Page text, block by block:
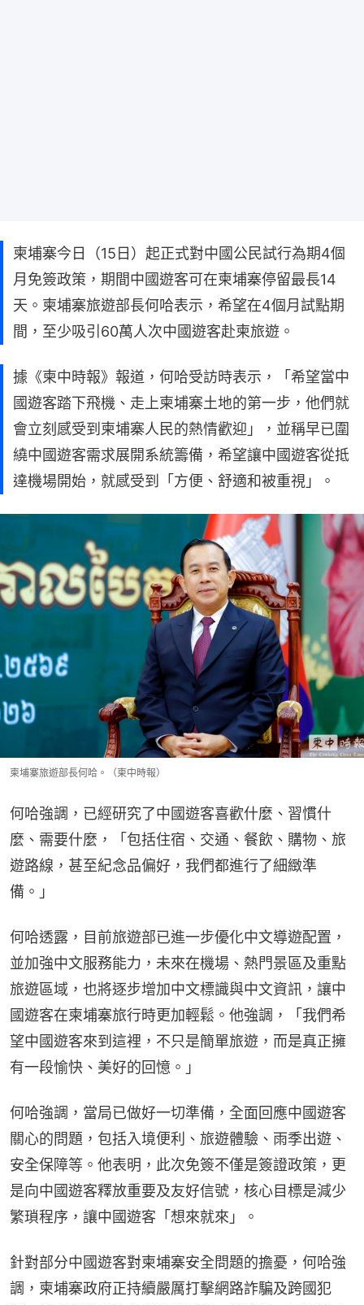
柬埔寨今日（15日）起正式對中國公民試行為期4個
月免簽政策，期間中國遊客可在柬埔寨停留最長14
天。柬埔寨旅遊部長何哈表示，希望在4個月試點期
間，至少吸引60萬人次中國遊客赴柬旅遊。
據《柬中時報》報道，何哈受訪時表示，「希望當中
國遊客踏下飛機、走上柬埔寨土地的第一步，他們就
會立刻感受到柬埔寨人民的熱情歡迎」，並稱早已圍
繞中國遊客需求展開系統籌備，希望讓中國遊客從抵
達機場開始，就感受到「方便、舒適和被重視」。
柬埔寨旅遊部長何哈。（柬中時報）
何哈強調，已經研究了中國遊客喜歡什麼、習慣什
麼、需要什麼，「包括住宿、交通、餐飲、購物、旅
遊路線，甚至紀念品偏好，我們都進行了細緻準
備。」
何哈透露，目前旅遊部已進一步優化中文導遊配置，
並加強中文服務能力，未來在機場、熱門景區及重點
旅遊區域，也將逐步增加中文標識與中文資訊，讓中
國遊客在柬埔寨旅行時更加輕鬆。他強調，「我們希
望中國遊客來到這裡，不只是簡單旅遊，而是真正擁
有一段愉快、美好的回憶。」
何哈強調，當局已做好一切準備，全面回應中國遊客
關心的問題，包括入境便利、旅遊體驗、雨季出遊、
安全保障等。他表明，此次免簽不僅是簽證政策，更
是向中國遊客釋放重要及友好信號，核心目標是減少
繁瑣程序，讓中國遊客「想來就來」。
針對部分中國遊客對柬埔寨安全問題的擔憂，何哈強
調，柬埔寨政府正持續嚴厲打擊網路詐騙及跨國犯